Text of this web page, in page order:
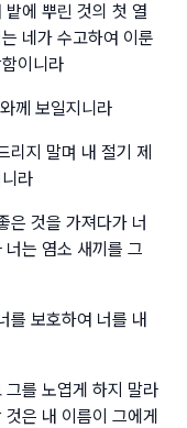
에 뿌린 것의 첫 열
네가 수고하여 이룬
이니라
께 보일지니라
리지 말며 내 절기 제
라
은 것을 가져다가 너
는 염소 새끼를 그
를 보호하여 너를 내
를 노엽게 하지 말라
은 내 이름이 그에게